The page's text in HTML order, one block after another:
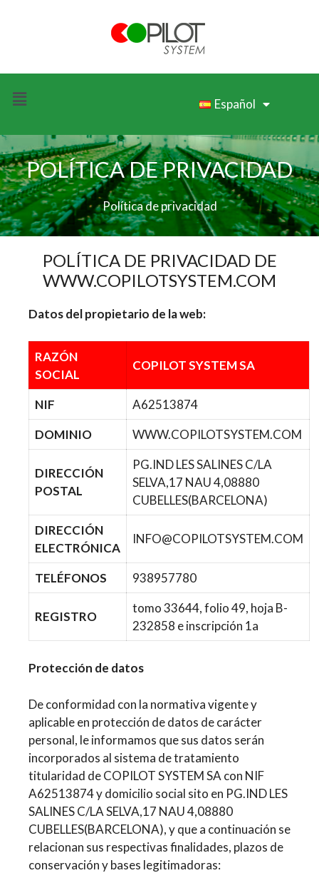
Español
POLÍTICA DE PRIVACIDAD
Política de privacidad
POLÍTICA DE PRIVACIDAD DE
WWW.COPILOTSYSTEM.COM
Datos del propietario de la web:
RAZÓN
SOCIAL
COPILOT SYSTEM SA
NIF
A62513874
DOMINIO
WWW.COPILOTSYSTEM.COM
DIRECCIÓN
POSTAL
PG.IND LES SALINES C/LA
SELVA,17 NAU 4,08880
CUBELLES(BARCELONA)
DIRECCIÓN
ELECTRÓNICA
INFO@COPILOTSYSTEM.COM
TELÉFONOS 938957780
REGISTRO
tomo 33644, folio 49, hoja B-
232858 e inscripción 1a
Protección de datos
De conformidad con la normativa vigente y
aplicable en protección de datos de carácter
personal, le informamos que sus datos serán
incorporados al sistema de tratamiento
titularidad de COPILOT SYSTEM SA con NIF
A62513874 y domicilio social sito en PG.IND LES
SALINES C/LA SELVA,17 NAU 4,08880
CUBELLES(BARCELONA), y que a continuación se
relacionan sus respectivas finalidades, plazos de
conservación y bases legitimadoras: